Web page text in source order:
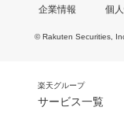
企業情報 個
© Rakuten Securities,
楽天グループ
サービス一覧